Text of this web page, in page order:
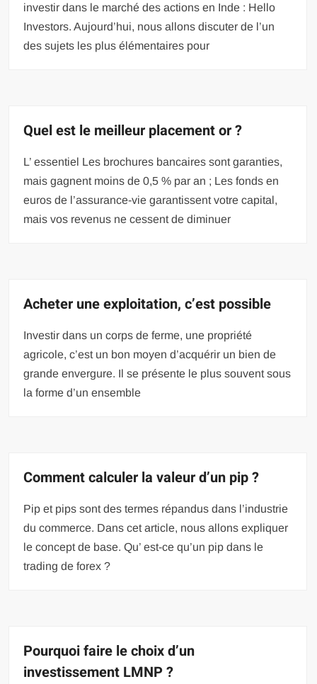
investir dans le marché des actions en Inde : Hello
Investors. Aujourd’hui, nous allons discuter de l’un
des sujets les plus élémentaires pour
Quel est le meilleur placement or ?
L’ essentiel Les brochures bancaires sont garanties,
mais gagnent moins de 0,5 % par an ; Les fonds en
euros de l’assurance-vie garantissent votre capital,
mais vos revenus ne cessent de diminuer
Acheter une exploitation, c’est possible
Investir dans un corps de ferme, une propriété
agricole, c’est un bon moyen d’acquérir un bien de
grande envergure. Il se présente le plus souvent sous
la forme d’un ensemble
Comment calculer la valeur d’un pip ?
Pip et pips sont des termes répandus dans l’industrie
du commerce. Dans cet article, nous allons expliquer
le concept de base. Qu’ est-ce qu’un pip dans le
trading de forex ?
Pourquoi faire le choix d’un
investissement LMNP ?